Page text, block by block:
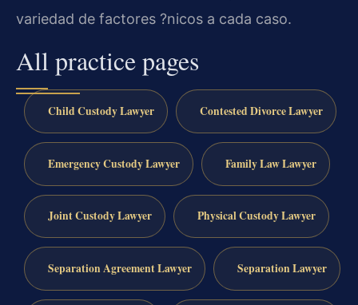
variedad de factores ?nicos a cada caso.
All practice pages
Child Custody Lawyer Contested Divorce Lawyer
Emergency Custody Lawyer Family Law Lawyer
Joint Custody Lawyer Physical Custody Lawyer
Separation Agreement Lawyer Separation Lawyer